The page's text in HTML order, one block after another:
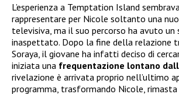
L’esperienza a Temptation Island
rappresentare per Nicole soltanto una
televisiva, ma il suo percorso ha avuto un
inaspettato. Dopo la fine della relazione
Soraya, il giovane ha infatti deciso di
iniziata una frequentazione lontano
rivelazione è arrivata proprio nell’ultimo
programma, trasformando Nicole,